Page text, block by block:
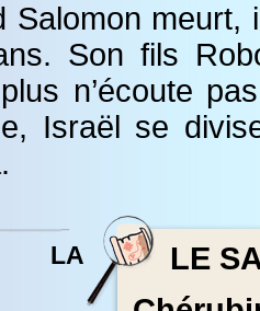
Salomon meurt,
Son fils
n’écoute
Israël se
LA
LE